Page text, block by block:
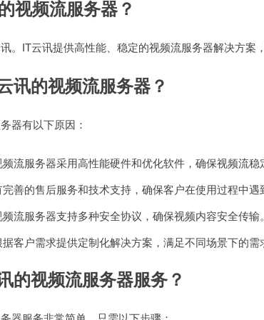
视频流服务器？
。IT云讯提供高性能、稳定的视频流服务器解决方案
讯的视频流服务器？
器有以下原因：
流服务器采用高性能硬件和优化软件，确保视频流稳
善的售后服务和技术支持，确保客户在使用过程中遇
流服务器支持多种安全协议，确保视频内容安全传输。
客户需求提供定制化解决方案，满足不同场景下的需
的视频流服务器服务？